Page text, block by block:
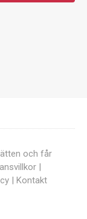
och får
|
| Kontakt